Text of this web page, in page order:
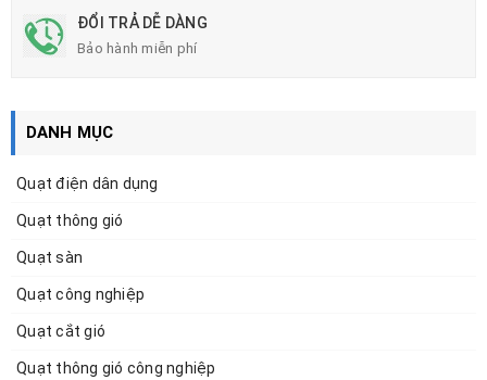
ĐỔI TRẢ DỄ DÀNG
Bảo hành miễn phí
DANH MỤC
Quạt điện dân dụng
Quạt thông gió
Quạt sàn
Quạt công nghiệp
Quạt cắt gió
Quạt thông gió công nghiệp